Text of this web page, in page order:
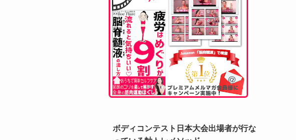
ボディコンテスト日本大会出場者が行な